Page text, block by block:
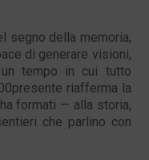
segno della memoria,
di generare visioni,
un tempo in cui tutto
riafferma la
formati — alla storia,
che parlino con